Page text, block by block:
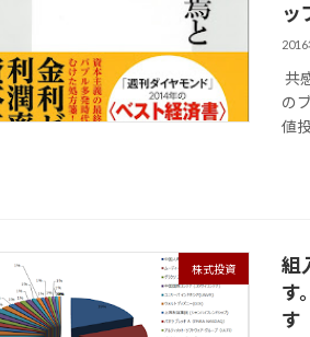
ッ
共
の
値
株式投資
組
す
す